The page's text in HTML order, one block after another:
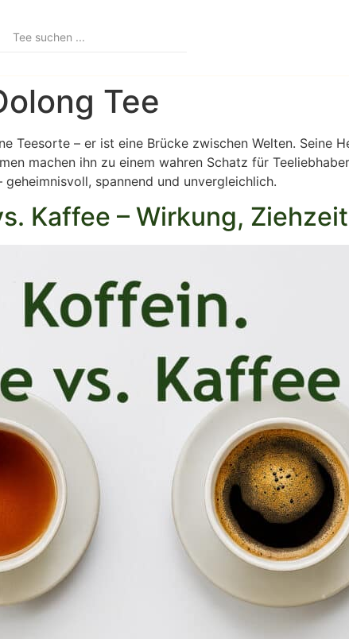
Tee
Teesorte – er ist eine Brücke zwischen Welten. Seine
machen ihn zu einem wahren Schatz für
spannend und unvergleichlich.
Kaffee – Wirkung,